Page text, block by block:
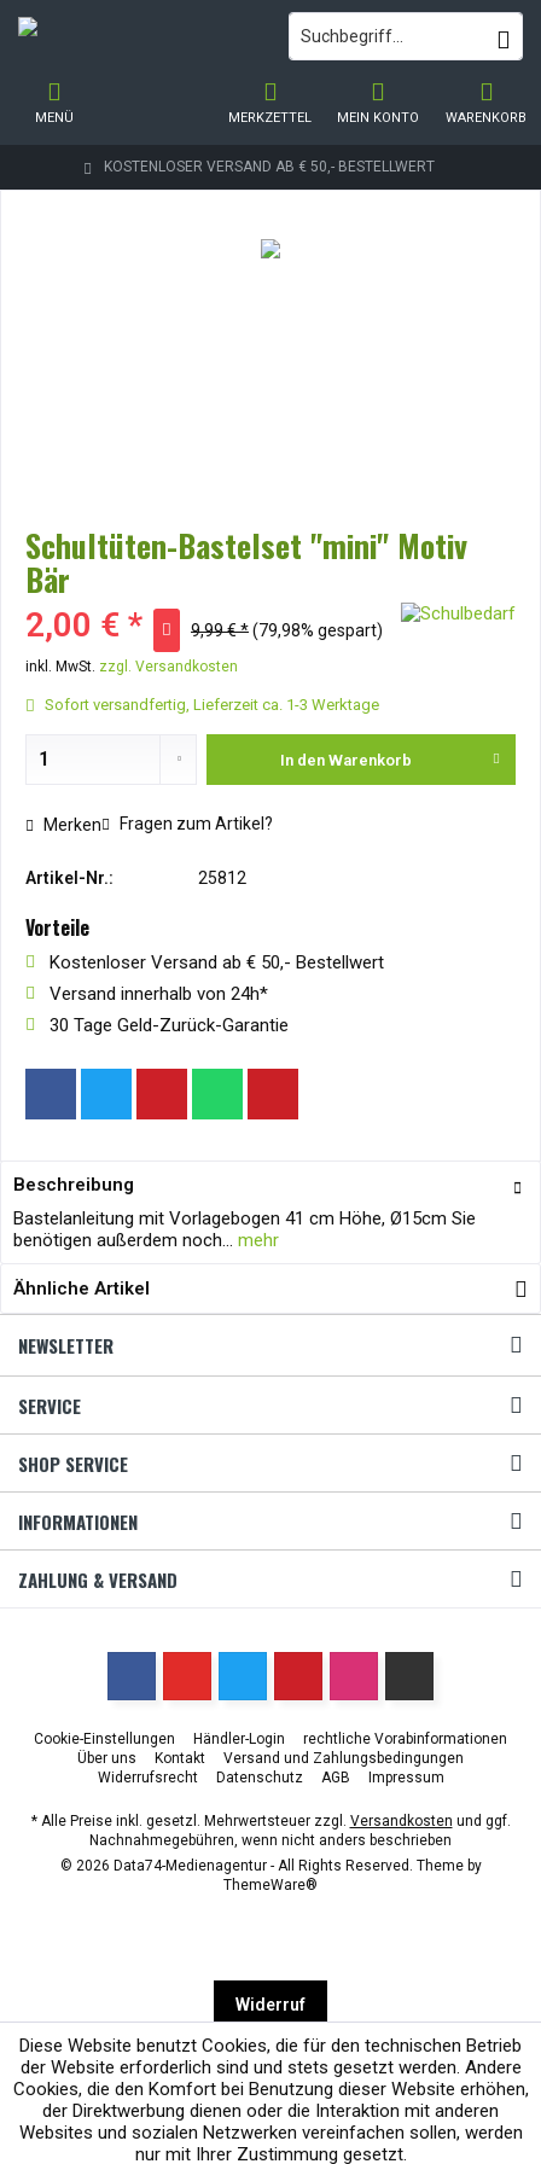
KOSTENLOSER VERSAND AB € 50,- BESTELLWERT
WARENKORB
MERKZETTEL MEIN KONTO
MENÜ
Schultüten-Bastelset "mini" Motiv
Bär
2,00 € * 9,99 € *(79,98% gespart)
inkl. MwSt. zzgl. Versandkosten
Sofort versandfertig, Lieferzeit ca. 1-3 Werktage
In den Warenkorb
Merken Fragen zum Artikel?
Artikel-Nr.: 25812
Vorteile
Kostenloser Versand ab € 50,- Bestellwert
Versand innerhalb von 24h*
30 Tage Geld-Zurück-Garantie
Beschreibung
Bastelanleitung mit Vorlagebogen 41 cm Höhe, Ø15cm Sie
benötigen außerdem noch... mehr
Ähnliche Artikel
NEWSLETTER
SERVICE
SHOP SERVICE
INFORMATIONEN
ZAHLUNG & VERSAND
Cookie-Einstellungen Händler-Login
rechtliche Vorabinformationen
Über uns
Kontakt
Versand und Zahlungsbedingungen
Widerrufsrecht
Datenschutz AGB Impressum
* Alle Preise inkl. gesetzl. Mehrwertsteuer zzgl. Versandkosten und ggf.
Nachnahmegebühren, wenn nicht anders beschrieben
© 2026 Data74-Medienagentur - All Rights Reserved. Theme by
ThemeWare®
Widerruf
Diese Website benutzt Cookies, die für den technischen Betrieb
der Website erforderlich sind und stets gesetzt werden. Andere
Cookies, die den Komfort bei Benutzung dieser Website erhöhen,
der Direktwerbung dienen oder die Interaktion mit anderen
Websites und sozialen Netzwerken vereinfachen sollen, werden
nur mit Ihrer Zustimmung gesetzt.